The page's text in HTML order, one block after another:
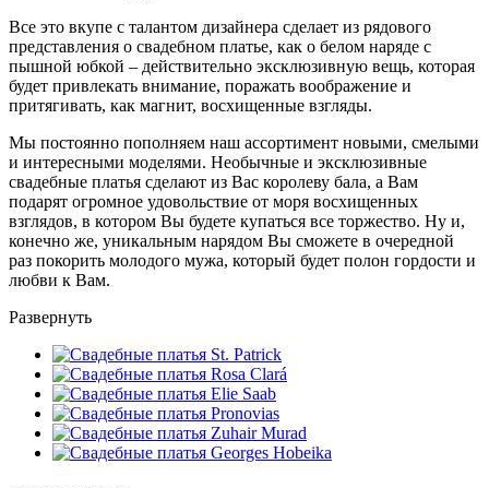
Все это вкупе с талантом дизайнера сделает из рядового
представления о свадебном платье, как о белом наряде с
пышной юбкой – действительно эксклюзивную вещь, которая
будет привлекать внимание, поражать воображение и
притягивать, как магнит, восхищенные взгляды.
Мы постоянно пополняем наш ассортимент новыми, смелыми
и интересными моделями. Необычные и эксклюзивные
свадебные платья сделают из Вас королеву бала, а Вам
подарят огромное удовольствие от моря восхищенных
взглядов, в котором Вы будете купаться все торжество. Ну и,
конечно же, уникальным нарядом Вы сможете в очередной
раз покорить молодого мужа, который будет полон гордости и
любви к Вам.
Развернуть